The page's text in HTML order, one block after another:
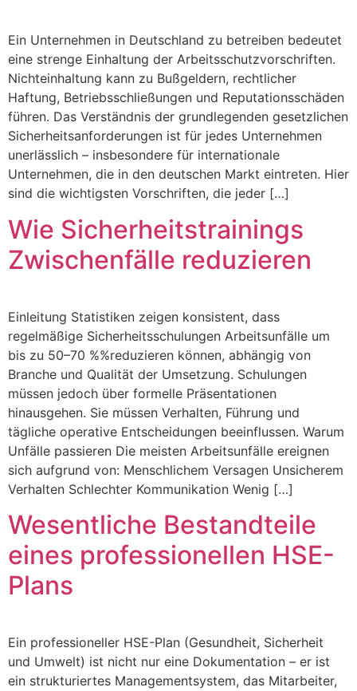
Ein Unternehmen in Deutschland zu betreiben bedeutet
eine strenge Einhaltung der Arbeitsschutzvorschriften.
Nichteinhaltung kann zu Bußgeldern, rechtlicher
Haftung, Betriebsschließungen und Reputationsschäden
führen. Das Verständnis der grundlegenden gesetzlichen
Sicherheitsanforderungen ist für jedes Unternehmen
unerlässlich – insbesondere für internationale
Unternehmen, die in den deutschen Markt eintreten. Hier
sind die wichtigsten Vorschriften, die jeder […]
Wie Sicherheitstrainings
Zwischenfälle reduzieren
Einleitung Statistiken zeigen konsistent, dass
regelmäßige Sicherheitsschulungen Arbeitsunfälle um
bis zu 50–70 %%reduzieren können, abhängig von
Branche und Qualität der Umsetzung. Schulungen
müssen jedoch über formelle Präsentationen
hinausgehen. Sie müssen Verhalten, Führung und
tägliche operative Entscheidungen beeinflussen. Warum
Unfälle passieren Die meisten Arbeitsunfälle ereignen
sich aufgrund von: Menschlichem Versagen Unsicherem
Verhalten Schlechter Kommunikation Wenig […]
Wesentliche Bestandteile
eines professionellen HSE-
Plans
Ein professioneller HSE-Plan (Gesundheit, Sicherheit
und Umwelt) ist nicht nur eine Dokumentation – er ist
ein strukturiertes Managementsystem, das Mitarbeiter,